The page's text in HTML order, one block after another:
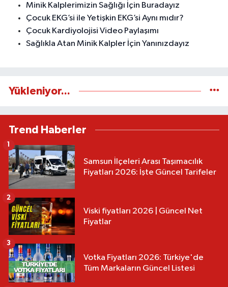
Minik Kalplerimizin Sağlığı İçin Buradayız
Çocuk EKG’si ile Yetişkin EKG’si Aynı mıdır?
Çocuk Kardiyolojisi Video Paylaşımı
Sağlıkla Atan Minik Kalpler İçin Yanınızdayız
Yükleniyor...
Trend Haberler
Samsun İlçeleri Arası Taşımacılık
Fiyatları 2026: İşte Güncel Tarifeler
1
Viski fiyatları 2026 | Güncel Net
Fiyatlar
2
Votka Fiyatları 2026: Türkiye'de
Tüm Markaların Güncel Listesi
3